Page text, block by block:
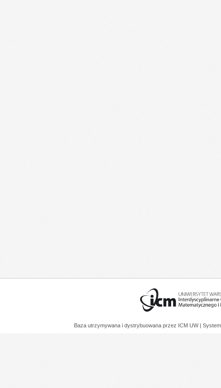
Baza utrzymywana i dystrybuowana przez ICM UW |